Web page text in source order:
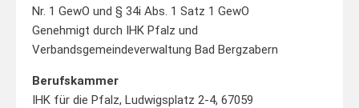
Nr. 1 GewO und § 34i Abs. 1 Satz 1 GewO
Genehmigt durch IHK Pfalz und
Verbandsgemeindeverwaltung Bad Bergzabern
Berufskammer
IHK für die Pfalz, Ludwigsplatz 2-4, 67059